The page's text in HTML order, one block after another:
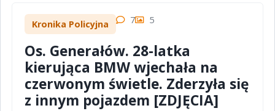
Kronika Policyjna 7 5
Os. Generałów. 28-latka
kierująca BMW wjechała na
czerwonym świetle. Zderzyła się
z innym pojazdem [ZDJĘCIA]